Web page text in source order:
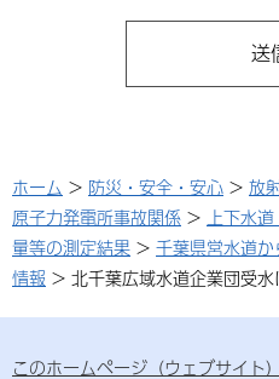
ホーム > 防災・安全・安心 > 放
原子力発電所事故関係 > 上下水
量等の測定結果 > 千葉県営水道
情報 > 北千葉広域水道企業団受
このホームページ（ウェブサイト